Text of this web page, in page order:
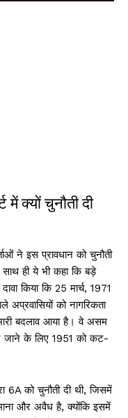
में क्यों चुनौती दी
ने इस प्रावधान को चुनौती
ही ये भी कहा कि बड़े
किया कि 25 मार्च, 1971
को नागरिकता
बदलाव आया है। वे असम
जाने के लिए 1951 को कट-
6A को चुनौती दी थी, जिसमें
और अवैध है, क्योंकि इसमें